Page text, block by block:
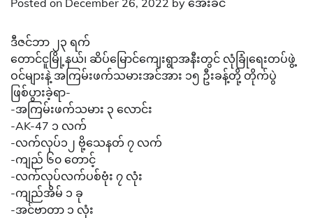
ဒီဇင်ဘာ ၂၃ ရက်
တောင်ငူမြို့နယ်၊ ဆိပ်မြောင်ကျေးရွာအနီးတွင် လုံခြုံရေးတပ်ဖွဲ့
ဝင်များနဲ့ အကြမ်းဖက်သမားအင်အား ၁၅ ဦးခန့်တို့ တိုက်ပွဲ
ဖြစ်ပွားခဲ့ရာ-
-အကြမ်းဖက်သမား ၃ လောင်း
-AK-47 ၁ လက်
-လက်လုပ်၁၂ ဗို့သေနတ် ၇ လက်
-ကျည် ၆၀ တောင့်
-လက်လုပ်လက်ပစ်ဗုံး ၇ လုံး
-ကျည်အိမ် ၁ ခု
-အင်ဗာတာ ၁ လုံး